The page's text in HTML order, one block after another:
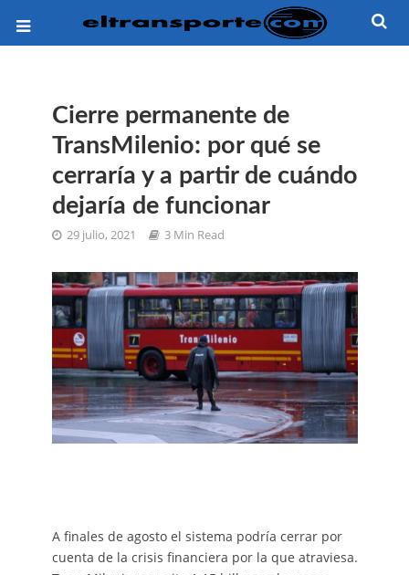
Cierre permanente de
TransMilenio: por qué se
cerraría y a partir de cuándo
dejaría de funcionar
29 julio, 2021 3 Min Read
A finales de agosto el sistema podría cerrar por
cuenta de la crisis financiera por la que atraviesa.